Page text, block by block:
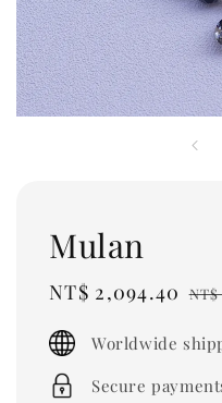
Mulan
Sale
NT$ 2,094.40
Worldwide
Secure